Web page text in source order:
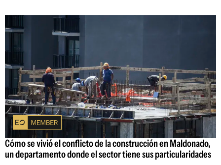
Cómo se vivió el conflicto de la construcción en Maldonado,
un departamento donde el sector tiene sus particularidades